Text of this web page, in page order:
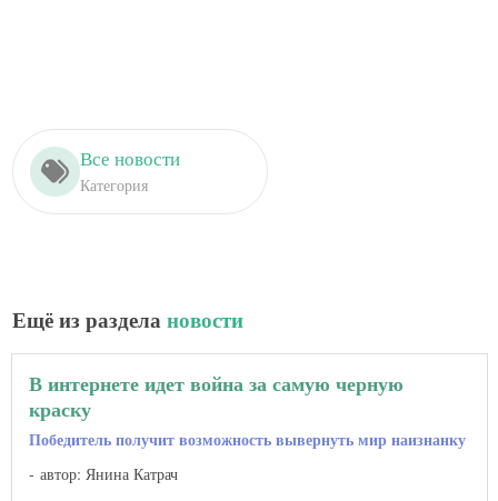
Все новости
Категория
Ещё из разделановости
В интернете идет война за самую черную
краску
Победитель получит возможность вывернуть мир наизнанку
автор: Янина Катрач